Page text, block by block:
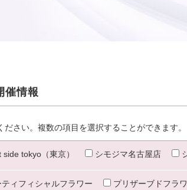
催情報
さい。複数の項目を選択することができます。
side tokyo（東京） シモジマ名古屋店
ティフィシャルフラワー プリザーブドフラ